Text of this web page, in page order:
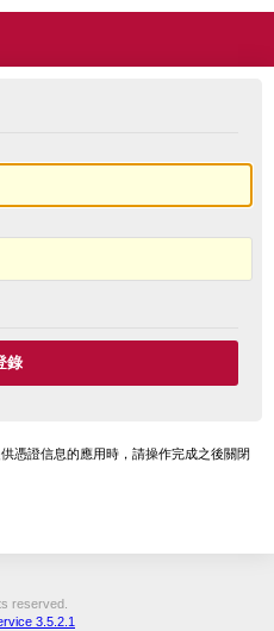
憑證信息的應用時，請操作完成之後關閉
reserved.
3.5.2.1